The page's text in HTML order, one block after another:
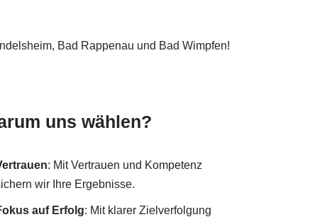
Bad Rappenau und Bad Wimpfen!
uns wählen?
: Mit Vertrauen und Kompetenz
wir Ihre Ergebnisse.
auf Erfolg: Mit klarer Zielverfolgung